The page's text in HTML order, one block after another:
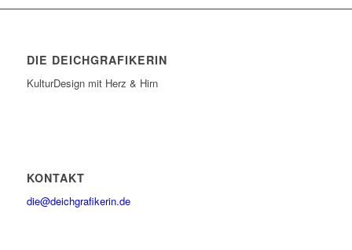
DIE DEICHGRAFIKERIN
KulturDesign mit Herz & Hirn
KONTAKT
die@deichgrafikerin.de